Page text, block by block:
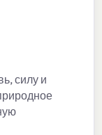
силу и